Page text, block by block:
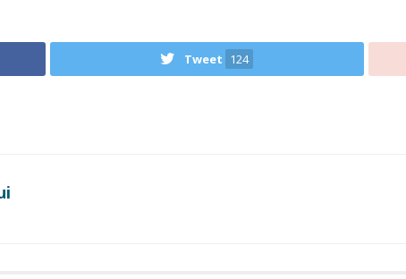
Tweet 124